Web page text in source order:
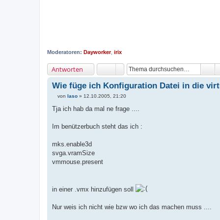
Moderatoren: Dayworker, irix
Antworten
Wie füge ich Konfiguration Datei in die
i
a
von laso » 12.10.2005, 21:20
Tja ich hab da mal ne frage ....
Im benützerbuch steht das ich :
mks.enable3d
svga.vramSize
vmmouse.present
in einer .vmx hinzufügen soll
Nur weis ich nicht wie bzw wo ich das machen muss ....